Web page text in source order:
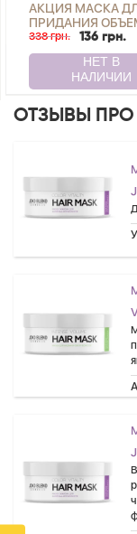
АКЦИЯ МАСКА
ПРИДАНИЯ
INTENSE VOLUME
BLEND 200 МЛ
338 грн. 136 грн.
ОТЗЫВЫ